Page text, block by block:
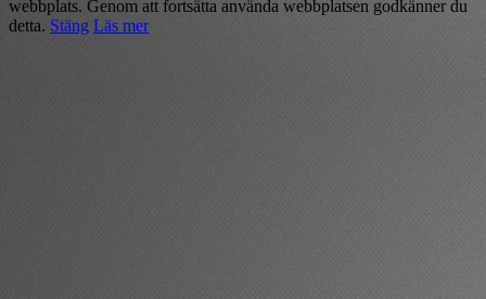
webbplats. Genom att fortsätta använda webbplatsen godkänner du
detta. Stäng Läs mer